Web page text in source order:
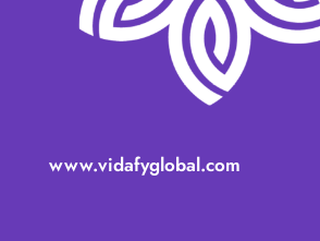
www.vidafyglobal.com